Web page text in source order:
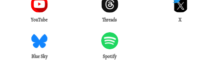
YouTube Threads X
Blue Sky Spotify